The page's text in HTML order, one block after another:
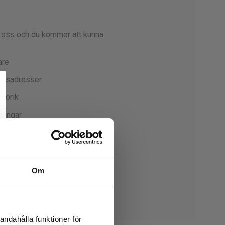
Om
funktioner för
och du kommer att kunna: